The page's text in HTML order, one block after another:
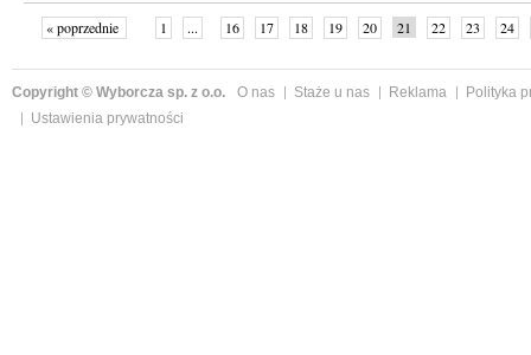
« poprzednie 1 ... 16 17 18 19 20 21 22 23
24
Copyright © Wyborcza sp. z o.o. O nas Staże u nas Reklama
Polityka
Ustawienia prywatności